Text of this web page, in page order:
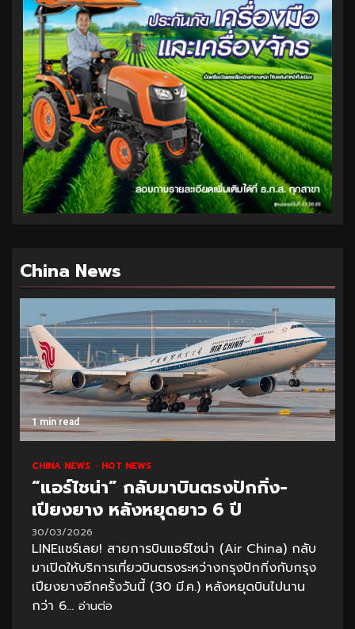
China News
1 min read
CHINA NEWS HOT NEWS
“แอร์ไชน่า” กลับมาบินตรงปักกิ่ง-
เปียงยาง หลังหยุดยาว 6 ปี
30/03/2026
LINEแชร์เลย! สายการบินแอร์ไชน่า (Air China) กลับ
มาเปิดให้บริการเที่ยวบินตรงระหว่างกรุงปักกิ่งกับกรุง
เปียงยางอีกครั้งวันนี้ (30 มี.ค.) หลังหยุดบินไปนาน
กว่า 6... อ่านต่อ